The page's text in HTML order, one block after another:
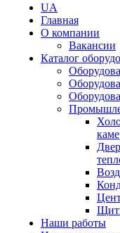
UA
Главная
О компании
Вакансии
Каталог
Наши работы